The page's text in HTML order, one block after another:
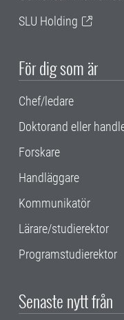
SLU Holding
För dig som är
Chef/ledare
Doktorand eller
Forskare
Handläggare
Kommunikatör
Lärare/studierektor
Programstudierektor
Senaste nytt från